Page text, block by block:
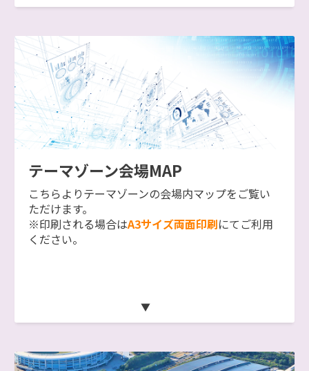
テーマゾーン会場MAP
こちらよりテーマゾーンの会場内マップをご覧い
ただけます。
※印刷される場合はA3サイズ両面印刷にてご利用
ください。